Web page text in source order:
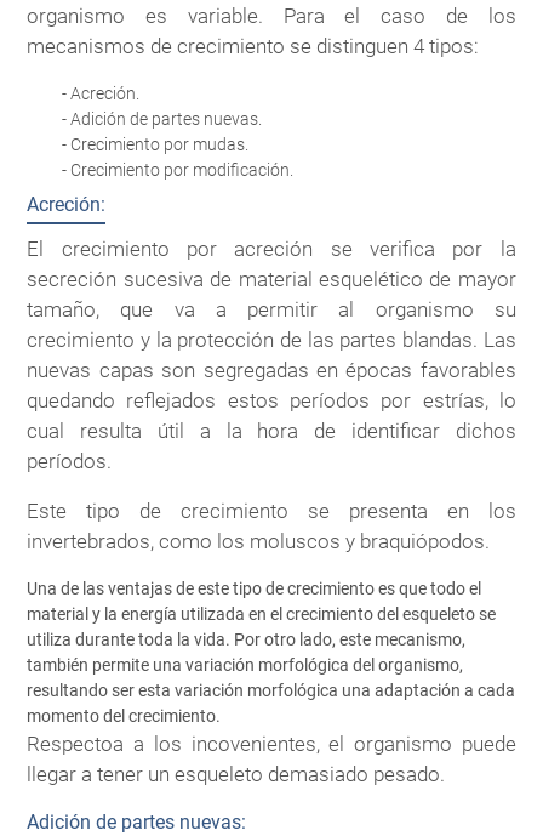
organismo es variable. Para el caso de los
mecanismos de crecimiento se distinguen 4 tipos:
- Acreción.
- Adición de partes nuevas.
- Crecimiento por mudas.
- Crecimiento por modificación.
Acreción:
El crecimiento por acreción se verifica por la
secreción sucesiva de material esquelético de mayor
tamaño, que va a permitir al organismo su
crecimiento y la protección de las partes blandas. Las
nuevas capas son segregadas en épocas favorables
quedando reflejados estos períodos por estrías, lo
cual resulta útil a la hora de identificar dichos
períodos.
Este tipo de crecimiento se presenta en los
invertebrados, como los moluscos y braquiópodos.
Una de las ventajas de este tipo de crecimiento es que todo el
material y la energía utilizada en el crecimiento del esqueleto se
utiliza durante toda la vida. Por otro lado, este mecanismo,
también permite una variación morfológica del organismo,
resultando ser esta variación morfológica una adaptación a cada
momento del crecimiento.
Respectoa a los incovenientes, el organismo puede
llegar a tener un esqueleto demasiado pesado.
Adición de partes nuevas: